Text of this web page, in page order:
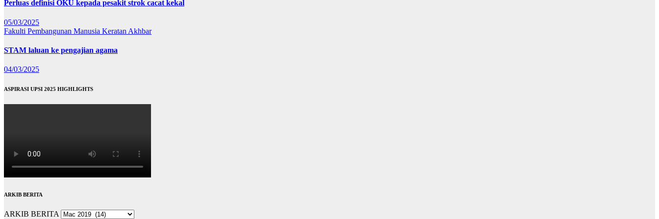
Perluas definisi OKU kepada pesakit strok cacat kekal
05/03/2025
Fakulti Pembangunan Manusia Keratan Akhbar
STAM laluan ke pengajian agama
04/03/2025
ASPIRASI UPSI 2025 HIGHLIGHTS
ARKIB BERITA
ARKIB BERITA